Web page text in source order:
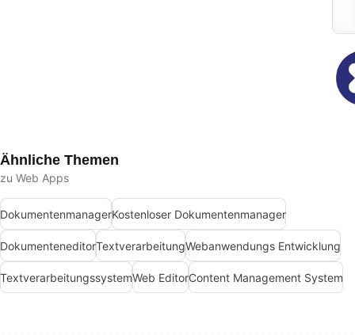
Ähnliche Themen
zu Web Apps
DokumentenmanagerKostenloser Dokumentenmanager
DokumenteneditorTextverarbeitungWebanwendungs Entwicklung
TextverarbeitungssystemWeb EditorContent Management System